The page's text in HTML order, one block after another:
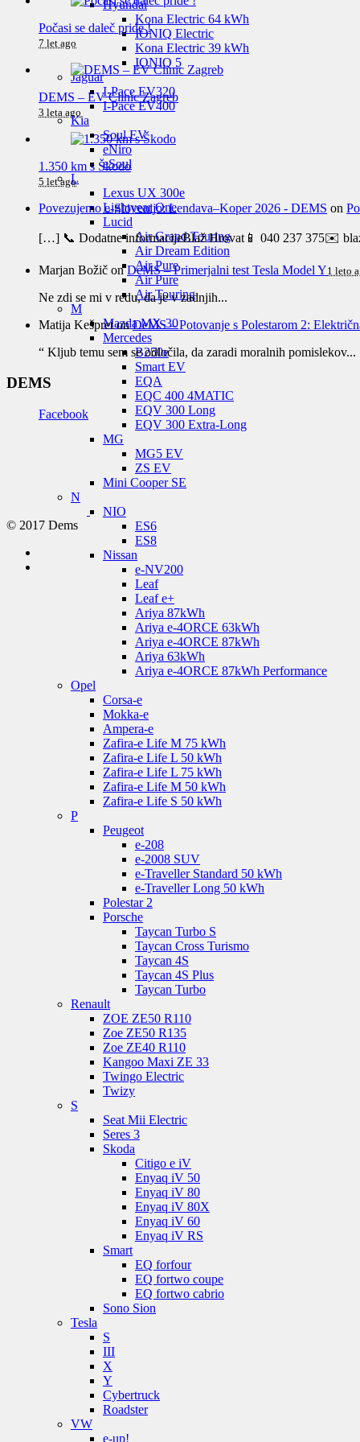
Hyundai
Kona Electric 64 kWh
IONIQ Electric
Kona Electric 39 kWh
IONIQ 5
Jaguar
I-Pace EV320
I-Pace EV400
Kia
Soul EV
eNiro
eSoul
L
Lexus UX 300e
Lightyear One
Lucid
Air Grand Touring
Air Dream Edition
Air Pure
Air Pure
Air Touring
M
Mazda MX-30
Mercedes
B250e
Smart EV
EQA
EQC 400 4MATIC
EQV 300 Long
EQV 300 Extra-Long
MG
MG5 EV
ZS EV
Mini Cooper SE
N
NIO
ES6
ES8
Nissan
e-NV200
Leaf
Leaf e+
Ariya 87kWh
Ariya e-4ORCE 63kWh
Ariya e-4ORCE 87kWh
Ariya 63kWh
Ariya e-4ORCE 87kWh Performance
Opel
Corsa-e
Mokka-e
Ampera-e
Zafira-e Life M 75 kWh
Zafira-e Life L 50 kWh
Zafira-e Life L 75 kWh
Zafira-e Life M 50 kWh
Zafira-e Life S 50 kWh
P
Peugeot
e-208
e-2008 SUV
e-Traveller Standard 50 kWh
e-Traveller Long 50 kWh
Polestar 2
Porsche
Taycan Turbo S
Taycan Cross Turismo
Taycan 4S
Taycan 4S Plus
Taycan Turbo
Renault
ZOE ZE50 R110
Zoe ZE50 R135
Zoe ZE40 R110
Kangoo Maxi ZE 33
Twingo Electric
Twizy
S
Seat Mii Electric
Seres 3
Skoda
Citigo e iV
Enyaq iV 50
Enyaq iV 80
Enyaq iV 80X
Enyaq iV 60
Enyaq iV RS
Smart
EQ forfour
EQ fortwo coupe
EQ fortwo cabrio
Sono Sion
Tesla
S
III
X
Y
Cybertruck
Roadster
VW
e-up!
Počasi se daleč pride !
7 let ago
DEMS – EV Clinic Zagreb
3 leta ago
1.350 km s Škodo
5 let ago
Povezujemo e-Slovenijo: Lendava–Koper 2026 - DEMS on
[…] 📞 Dodatne informacijeBlaž Hrovat📱 040 237 375✉️
Marjan Božič on DeMS – Primerjalni test Tesla Model Y1 leto
Ne zdi se mi v redu, da je v zadnjih...
Matija Kešpreton DeMS – Potovanje s Polestarom 2:
“ Kljub temu sem se odločila, da zaradi moralnih pomislekov...
DEMS
Facebook
© 2017 Dems